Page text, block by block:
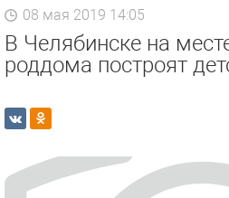
08 мая 2019 14:05
В Челябинске на
роддома построят